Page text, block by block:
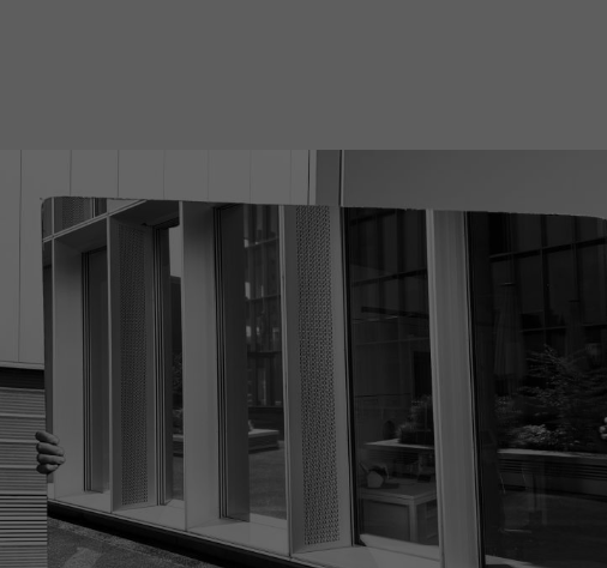
«Be Part of the Art»!
dich als Kulturliebhaber:in, Kulturschaffende(r) oder
und unterstütze unsere Arbeit.